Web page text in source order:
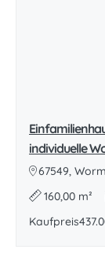
individuelle
67549,
160,00 m²
Kaufpreis